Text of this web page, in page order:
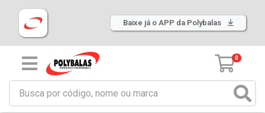
Baixe já o APP da Polybalas
0